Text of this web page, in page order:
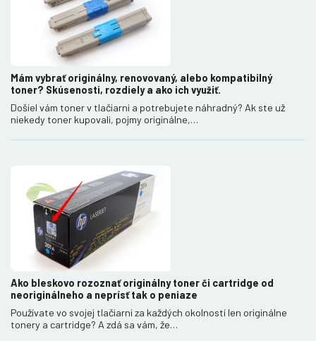
Mám vybrať originálny, renovovaný, alebo kompatibilný
toner? Skúsenosti, rozdiely a ako ich využiť.
Došiel vám toner v tlačiarni a potrebujete náhradný? Ak ste už
niekedy toner kupovali, pojmy originálne,…
Ako bleskovo rozoznať originálny toner či cartridge od
neoriginálneho a neprísť tak o peniaze
Používate vo svojej tlačiarni za každých okolností len originálne
tonery a cartridge? A zdá sa vám, že…